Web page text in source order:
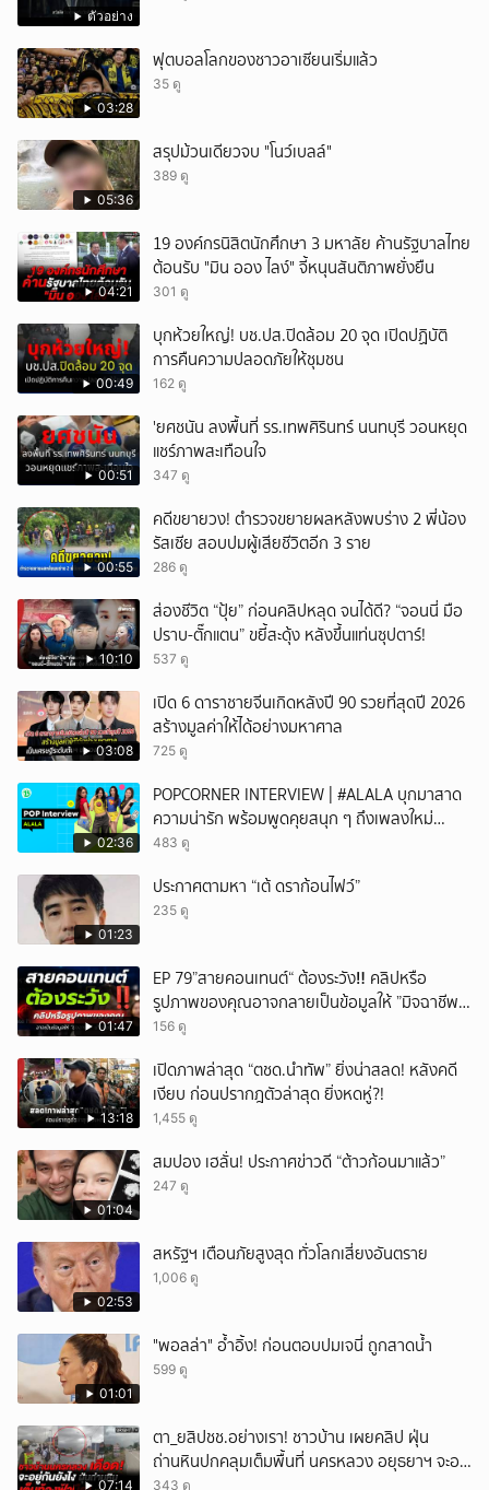
ตัวอย่าง
03:28
ฟุตบอลโลกของชาวอาเซียนเริ่มแล้ว
35 ดู
05:36
สรุปม้วนเดียวจบ "โนว์เบลล์"
389 ดู
04:21
19 องค์กรนิสิตนักศึกษา 3 มหาลัย ค้านรัฐบาลไทย
ต้อนรับ "มิน ออง ไลง์" จี้หนุนสันติภาพยั่งยืน
301 ดู
00:49
บุกห้วยใหญ่! บช.ปส.ปิดล้อม 20 จุด เปิดปฏิบัติ
การคืนความปลอดภัยให้ชุมชน
162 ดู
00:51
'ยศชนัน ลงพื้นที่ รร.เทพศิรินทร์ นนทบุรี วอนหยุด
แชร์ภาพสะเทือนใจ
347 ดู
00:55
คดีขยายวง! ตำรวจขยายผลหลังพบร่าง 2 พี่น้อง
รัสเซีย สอบปมผู้เสียชีวิตอีก 3 ราย
286 ดู
10:10
ส่องชีวิต “ปุ้ย” ก่อนคลิปหลุด จนได้ดี? “จอนนี่ มือ
ปราบ-ตั๊กแตน” ขยี้สะดุ้ง หลังขึ้นแท่นซุปตาร์!
537 ดู
03:08
เปิด 6 ดาราชายจีนเกิดหลังปี 90 รวยที่สุดปี 2026
สร้างมูลค่าให้ได้อย่างมหาศาล
725 ดู
02:36
POPCORNER INTERVIEW | #ALALA บุกมาสาด
ความน่ารัก พร้อมพูดคุยสนุก ๆ ถึงเพลงใหม่
'ON&OFF'
483 ดู
01:23
ประกาศตามหา “เต้ ดราก้อนไฟว์”
235 ดู
01:47
EP 79”สายคอนเทนต์“ ต้องระวัง‼️ คลิปหรือ
รูปภาพของคุณอาจกลายเป็นข้อมูลให้ ”มิจฉาชีพ“
นำไปใช้ได้
156 ดู
13:18
เปิดภาพล่าสุด “ตชด.นำทัพ” ยิ่งน่าสลด! หลังคดี
เงียบ ก่อนปรากฎตัวล่าสุด ยิ่งหดหู่?!
1,455 ดู
01:04
สมปอง เฮลั่น! ประกาศข่าวดี “ต้าวก้อนมาแล้ว”
247 ดู
02:53
สหรัฐฯ เตือนภัยสูงสุด ทั่วโลกเสี่ยงอันตราย
1,006 ดู
01:01
"พอลล่า" อ้ำอิ้ง! ก่อนตอบปมเจนี่ ถูกสาดน้ำ
599 ดู
07:14
ตา_ยสิปชช.อย่างเรา! ชาวบ้าน เผยคลิป ฝุ่น
ถ่านหินปกคลุมเต็มพื้นที่ นครหลวง อยุธยาฯ จะอยู่
343 ดู